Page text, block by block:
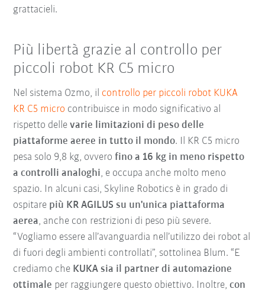
grattacieli.
Più libertà grazie al controllo per
piccoli robot KR C5 micro
Nel sistema Ozmo, il controllo per piccoli robot KUKA
KR C5 micro contribuisce in modo significativo al
rispetto dellevarie limitazioni di peso delle
piattaforme aeree in tutto il mondo. Il KR C5 micro
pesa solo 9,8 kg, ovverofino a 16 kg in meno rispetto
a controlli analoghi, e occupa anche molto meno
spazio. In alcuni casi, Skyline Robotics è in grado di
ospitare più KR AGILUS su un'unica piattaforma
aerea, anche con restrizioni di peso più severe.
“Vogliamo essere all’avanguardia nell’utilizzo dei robot al
di fuori degli ambienti controllati”, sottolinea Blum. “E
crediamo che KUKA sia il partner di automazione
ottimale per raggiungere questo obiettivo. Inoltre,con